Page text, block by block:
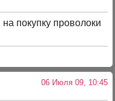
покупку проволоки
06 Июля 09, 10:45